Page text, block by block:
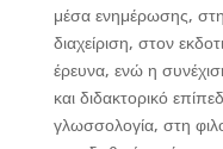
μέσα ενημέρωσης, στη
διαχείριση, στον
έρευνα, ενώ η
και διδακτορικό
γλωσσολογία, στη